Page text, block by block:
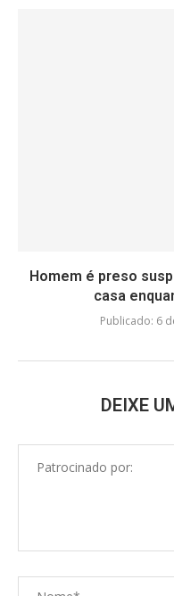
Homem é preso
casa
Publicado: 6
DEIXE